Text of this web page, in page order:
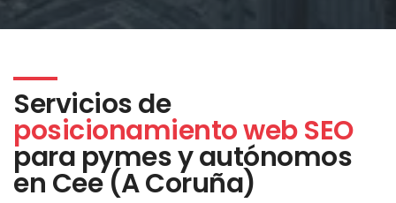
Servicios de
posicionamiento web SEO
para pymes y autónomos
en Cee (A Coruña)